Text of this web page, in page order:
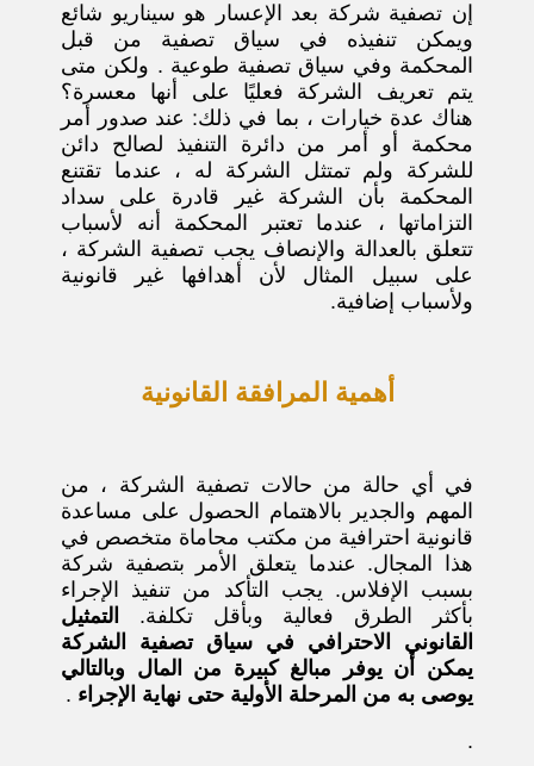
إن تصفية شركة بعد الإعسار هو سيناريو شائع
ويمكن تنفيذه في سياق تصفية من قبل
المحكمة وفي سياق تصفية طوعية . ولكن متى
يتم تعريف الشركة فعليًا على أنها معسرة؟
هناك عدة خيارات ، بما في ذلك: عند صدور أمر
محكمة أو أمر من دائرة التنفيذ لصالح دائن
للشركة ولم تمتثل الشركة له ، عندما تقتنع
المحكمة بأن الشركة غير قادرة على سداد
التزاماتها ، عندما تعتبر المحكمة أنه لأسباب
تتعلق بالعدالة والإنصاف يجب تصفية الشركة ،
على سبيل المثال لأن أهدافها غير قانونية
ولأسباب إضافية.
أهمية المرافقة القانونية
في أي حالة من حالات تصفية الشركة ، من
المهم والجدير بالاهتمام الحصول على مساعدة
قانونية احترافية من مكتب محاماة متخصص في
هذا المجال. عندما يتعلق الأمر بتصفية شركة
بسبب الإفلاس. يجب التأكد من تنفيذ الإجراء
بأكثر الطرق فعالية وبأقل تكلفة.
التمثيل
القانوني الاحترافي في سياق تصفية الشركة
يمكن أن يوفر مبالغ كبيرة من المال وبالتالي
يوصى به من المرحلة الأولية حتى نهاية الإجراء .
.